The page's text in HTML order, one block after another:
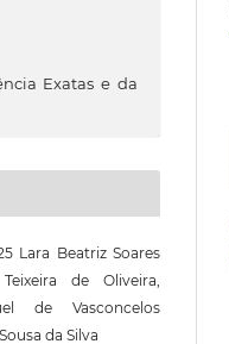
Exatas e da
Lara Beatriz Soares
de Oliveira,
de Vasconcelos
da Silva